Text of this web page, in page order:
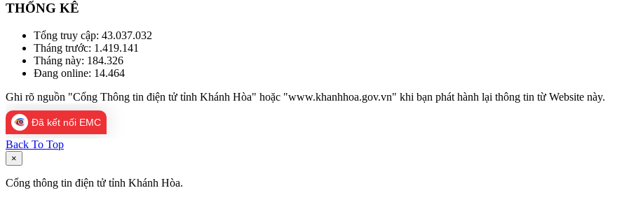
THỐNG KÊ
Tổng truy cập: 43.037.032
Tháng trước: 1.419.141
Tháng này: 184.326
Đang online: 14.464
Ghi rõ nguồn "Cổng Thông tin điện tử tỉnh Khánh Hòa" hoặc "www.khanhhoa.gov.vn" khi bạn phát hành lại thông tin từ Website này.
Đã kết nối EMC
Back To Top
×
Cổng thông tin điện tử tỉnh Khánh Hòa.